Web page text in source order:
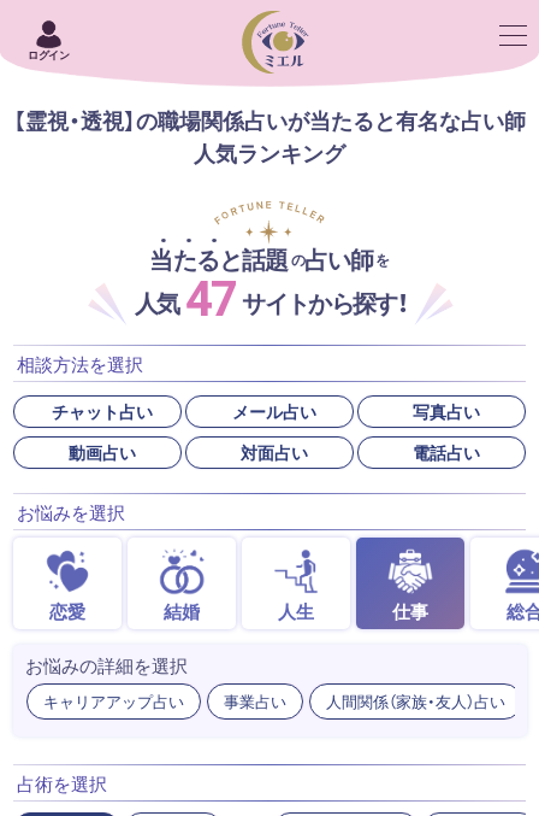
ログイン
【霊視・透視】の職場関係占いが当たると有名な占い師
人気ランキング
当たると話題の占い師を
人気47サイトから探す！
相談方法を選択
チャット占い メール占い
写真占い
動画占い
対面占い 電話占い
お悩みを選択
恋愛 結婚 人生 仕事 総
お悩みの詳細を選択
キャリアアップ占い 事業占い 人間関係（家族・友人）占い
占術を選択